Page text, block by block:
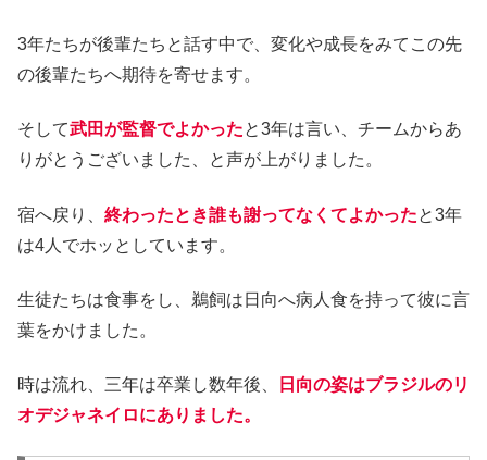
3年たちが後輩たちと話す中で、変化や成長をみてこの先
の後輩たちへ期待を寄せます。
そして武田が監督でよかったと3年は言い、チームからあ
りがとうございました、と声が上がりました。
宿へ戻り、 終わったとき誰も謝ってなくてよかったと3年
は4人でホッとしています。
生徒たちは食事をし、鵜飼は日向へ病人食を持って彼に言
葉をかけました。
時は流れ、三年は卒業し数年後、
日向の姿はブラジルのリ
オデジャネイロにありました。